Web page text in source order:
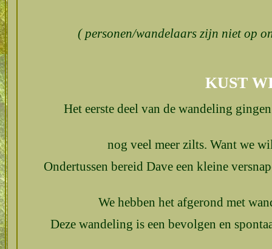
( personen/wandelaars zijn niet op
KUST
Het eerste deel van de wandeling
nog veel meer zilts. Want we
Ondertussen bereid Dave een kleine
We hebben het afgerond met
Deze wandeling is een bevolgen en